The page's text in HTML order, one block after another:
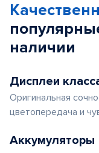
наличии
Дисплеи
Оригинальная
цветопередача и
Аккумуляторы